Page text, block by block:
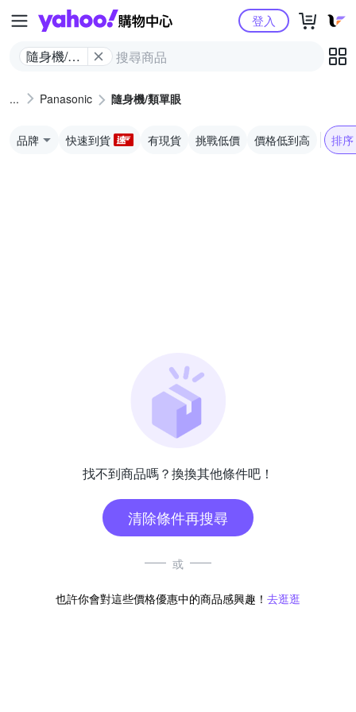
Yahoo購物中心
隨身機/類
登入
Panasonic 隨身機/類單眼
品牌 快速到貨 有現貨 挑戰低價 價格低到高 排序
找不到商品嗎？換換其他條件吧！
清除條件再搜尋
或
也許你會對這些價格優惠中的商品感興趣！ 去逛逛